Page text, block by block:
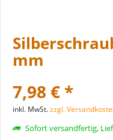
mm
7,98 € *
inkl. MwSt.zzgl.
Sofort versandfertig,